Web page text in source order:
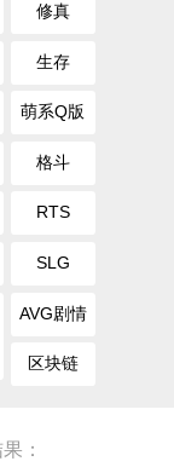
修真
生存
萌系Q版
格斗
RTS
SLG
AVG剧情
区块链
：